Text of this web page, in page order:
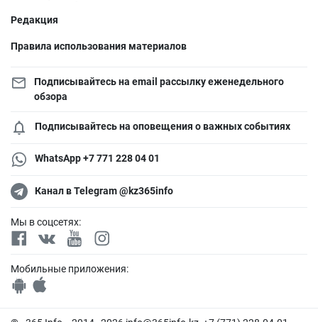
Редакция
Правила использования материалов
Подписывайтесь на email рассылку еженедельного
обзора
Подписывайтесь на оповещения о важных событиях
WhatsApp +7 771 228 04 01
Канал в Telegram @kz365info
Мы в соцсетях:
Мобильные приложения: